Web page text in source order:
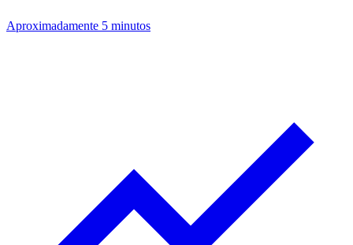
Aproximadamente 5 minutos